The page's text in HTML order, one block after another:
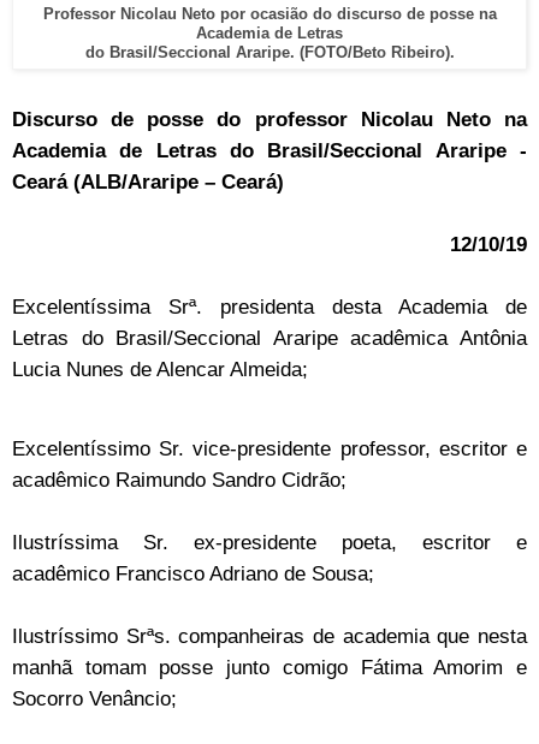
Professor Nicolau Neto por ocasião do discurso de posse na
Academia de Letras
do Brasil/Seccional Araripe. (FOTO/Beto Ribeiro).
Discurso de posse do professor Nicolau Neto na
Academia de Letras do Brasil/Seccional Araripe -
Ceará (ALB/Araripe – Ceará)
12/10/19
Excelentíssima Srª. presidenta desta Academia de
Letras do Brasil/Seccional Araripe acadêmica Antônia
Lucia Nunes de Alencar Almeida;
Excelentíssimo Sr. vice-presidente professor, escritor e
acadêmico Raimundo Sandro Cidrão;
Ilustríssima Sr. ex-presidente poeta, escritor e
acadêmico Francisco Adriano de Sousa;
Ilustríssimo Srªs. companheiras de academia que nesta
manhã tomam posse junto comigo Fátima Amorim e
Socorro Venâncio;